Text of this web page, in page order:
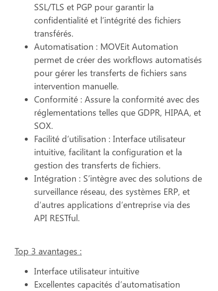
SSL/TLS et PGP pour garantir la
confidentialité et l’intégrité des fichiers
transférés.
Automatisation : MOVEit Automation
permet de créer des workflows automatisés
pour gérer les transferts de fichiers sans
intervention manuelle.
Conformité : Assure la conformité avec des
réglementations telles que GDPR, HIPAA, et
SOX.
Facilité d’utilisation : Interface utilisateur
intuitive, facilitant la configuration et la
gestion des transferts de fichiers.
Intégration : S’intègre avec des solutions de
surveillance réseau, des systèmes ERP, et
d’autres applications d’entreprise via des
API RESTful.
Top 3 avantages :
Interface utilisateur intuitive
Excellentes capacités d’automatisation